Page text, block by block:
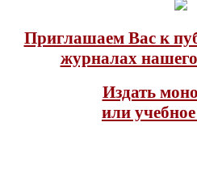
Приглашаем Вас к
журналах нашего
Издать
или